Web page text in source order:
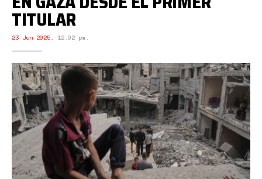
TITULAR
23 Jun 2025, 12:02 pm.